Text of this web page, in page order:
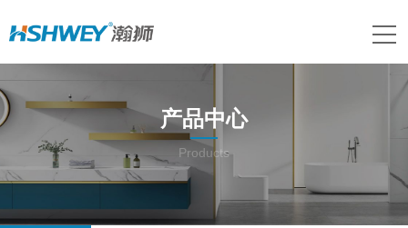
产品中心
Products